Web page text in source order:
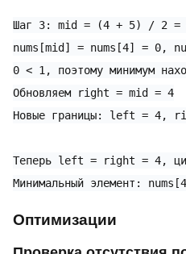
Шаг 3: mid = (4 + 5) / 2 =
nums[mid] = nums[4] = 0,
0 < 1, поэтому минимум
Обновляем right = mid = 4
Новые границы: left = 4,
Теперь left = right = 4,
Оптимизации